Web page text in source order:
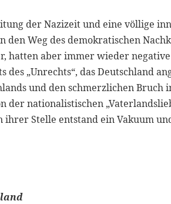
der Nazizeit und eine völlige
den Weg des demokratischen
hatten aber immer wieder
des „Unrechts“, das Deutschland
und den schmerzlichen Bruch
der nationalistischen
ihrer Stelle entstand ein Vakuum